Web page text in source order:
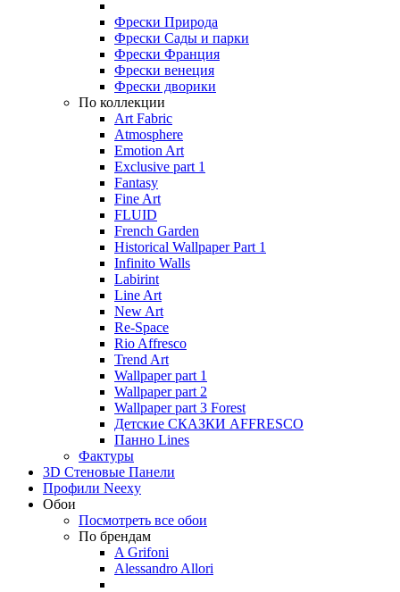
Фрески Природа
Фрески Сады и парки
Фрески Франция
Фрески венеция
Фрески дворики
По коллекции
Art Fabric
Atmosphere
Emotion Art
Exclusive part 1
Fantasy
Fine Art
FLUID
French Garden
Historical Wallpaper Part 1
Infinito Walls
Labirint
Line Art
New Art
Re-Space
Rio Affresco
Trend Art
Wallpaper part 1
Wallpaper part 2
Wallpaper part 3 Forest
Детские СКАЗКИ AFFRESCO
Панно Lines
Фактуры
3D Стеновые Панели
Профили Neexy
Обои
Посмотреть все обои
По брендам
A Grifoni
Alessandro Allori